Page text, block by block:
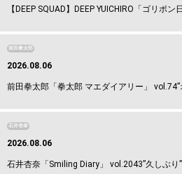
【DEEP SQUAD】DEEP YUICHIRO「ゴリポ
前田拳太郎
2026.08.06
前田拳太郎「拳太郎 マエダイアリー」 vol.74”
石井杏奈
2026.08.06
石井杏奈「Smiling Diary」 vol.2043”久しぶり